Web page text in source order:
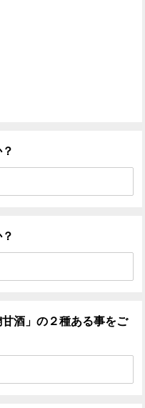
酒」の２種ある事をご